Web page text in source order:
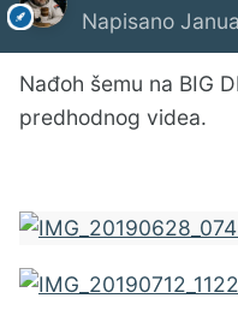
Napisano
Nađoh šemu na BIG
predhodnog videa.